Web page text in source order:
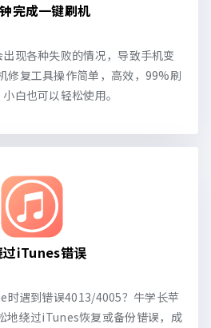
完成一键刷机
现各种失败的情况，导致手机变
修复工具操作简单，高效，99%刷
白也可以轻松使用。
过iTunes错误
遇到错误4013/4005？牛学长苹
地绕过iTunes恢复或备份错误，成